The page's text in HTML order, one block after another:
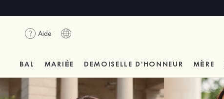
Aide
BAL MARIÉE DEMOISELLE D'HONNEUR MÈRE